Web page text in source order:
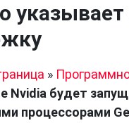
указывает
»
Nvidia будет
процессорами